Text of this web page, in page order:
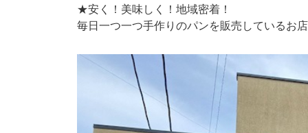
★安く！美味しく！地域密着！
毎日一つ一つ手作りのパンを販売しているお